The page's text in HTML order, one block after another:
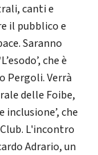
canti e
il pubblico e
Saranno
che è
Pergoli. Verrà
delle Foibe,
inclusione’, che
L'incontro
Adrario, un